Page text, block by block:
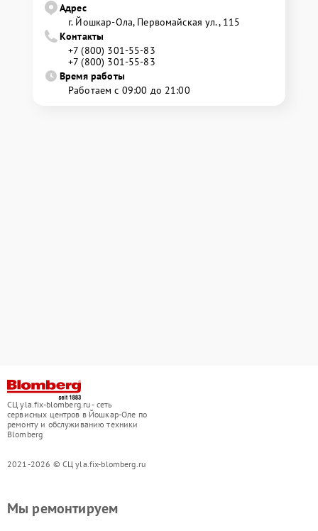
Адрес
г. Йошкар-Ола, Первомайская ул., 115
Контакты
+7 (800) 301-55-83
+7 (800) 301-55-83
Время работы
Работаем с 09:00 до 21:00
СЦ yla.fix-blomberg.ru - сеть
сервисных центров в Йошкар-Оле по
ремонту и обслуживанию техники
Blomberg
2021-2026 © СЦ yla.fix-blomberg.ru
Мы ремонтируем